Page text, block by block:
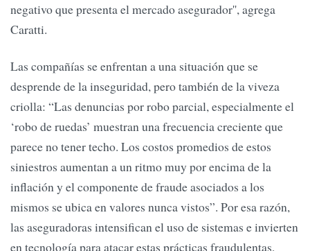
negativo que presenta el mercado asegurador'', agrega
Caratti.
Las compañías se enfrentan a una situación que se
desprende de la inseguridad, pero también de la viveza
criolla: “Las denuncias por robo parcial, especialmente el
‘robo de ruedas’ muestran una frecuencia creciente que
parece no tener techo. Los costos promedios de estos
siniestros aumentan a un ritmo muy por encima de la
inflación y el componente de fraude asociados a los
mismos se ubica en valores nunca vistos”. Por esa razón,
las aseguradoras intensifican el uso de sistemas e invierten
en tecnología para atacar estas prácticas fraudulentas,